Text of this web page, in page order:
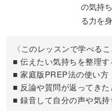
「自信のある話し方」へ
おわりに
の気持
る力を
〈このレッスンで学べるこ
■ 伝えたい気持ちを整理
■ 家庭版PREP法の使い方
■ 反論や質問が返ってき
■ 録音して自分の声や気